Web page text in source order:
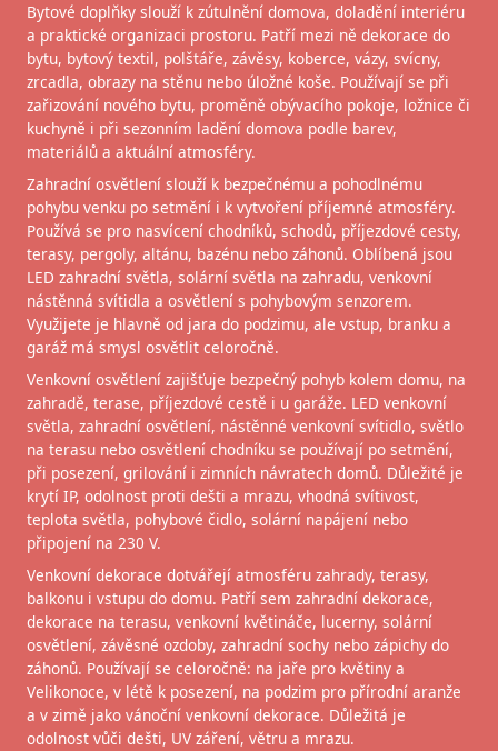
Bytové doplňky slouží k zútulnění domova, doladění interiéru
a praktické organizaci prostoru. Patří mezi ně dekorace do
bytu, bytový textil, polštáře, závěsy, koberce, vázy, svícny,
zrcadla, obrazy na stěnu nebo úložné koše. Používají se při
zařizování nového bytu, proměně obývacího pokoje, ložnice či
kuchyně i při sezonním ladění domova podle barev,
materiálů a aktuální atmosféry.
Zahradní osvětlení slouží k bezpečnému a pohodlnému
pohybu venku po setmění i k vytvoření příjemné atmosféry.
Používá se pro nasvícení chodníků, schodů, příjezdové cesty,
terasy, pergoly, altánu, bazénu nebo záhonů. Oblíbená jsou
LED zahradní světla, solární světla na zahradu, venkovní
nástěnná svítidla a osvětlení s pohybovým senzorem.
Využijete je hlavně od jara do podzimu, ale vstup, branku a
garáž má smysl osvětlit celoročně.
Venkovní osvětlení zajišťuje bezpečný pohyb kolem domu, na
zahradě, terase, příjezdové cestě i u garáže. LED venkovní
světla, zahradní osvětlení, nástěnné venkovní svítidlo, světlo
na terasu nebo osvětlení chodníku se používají po setmění,
při posezení, grilování i zimních návratech domů. Důležité je
krytí IP, odolnost proti dešti a mrazu, vhodná svítivost,
teplota světla, pohybové čidlo, solární napájení nebo
připojení na 230 V.
Venkovní dekorace dotvářejí atmosféru zahrady, terasy,
balkonu i vstupu do domu. Patří sem zahradní dekorace,
dekorace na terasu, venkovní květináče, lucerny, solární
osvětlení, závěsné ozdoby, zahradní sochy nebo zápichy do
záhonů. Používají se celoročně: na jaře pro květiny a
Velikonoce, v létě k posezení, na podzim pro přírodní aranže
a v zimě jako vánoční venkovní dekorace. Důležitá je
odolnost vůči dešti, UV záření, větru a mrazu.